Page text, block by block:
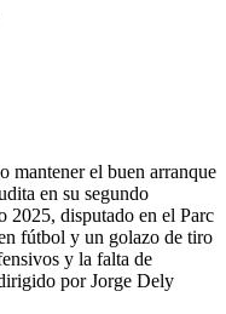
mantener el buen arranque
en su segundo
2025, disputado en el Parc
fútbol y un golazo de tiro
y la falta de
por Jorge Dely